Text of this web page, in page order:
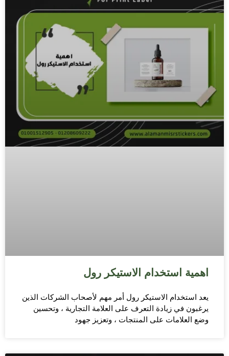
اهمية استخدام الاستيكر رول
يعد استخدام الاستيكر رول أمر مهم لأصحاب الشركات الذين
يرغبون في زيادة التعرف على العلامة التجارية ، وتحسين
وضع العلامات على المنتجات ، وتعزيز جهود